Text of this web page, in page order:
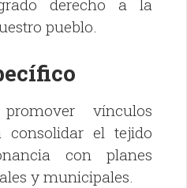
derecho a la
pueblo.
vínculos
consolidar el tejido
con planes
y municipales.